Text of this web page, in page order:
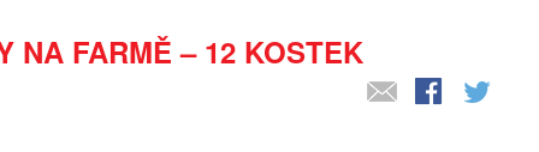
NA FARMĚ – 12 KOSTEK